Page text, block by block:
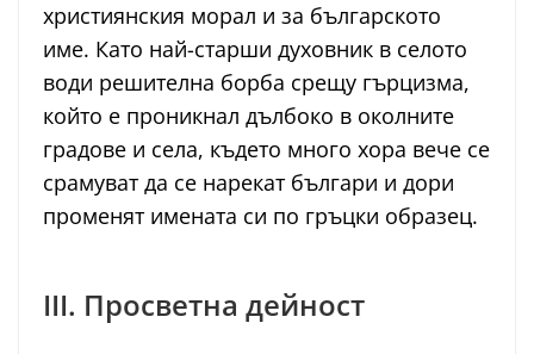
християнския морал и за българското
име. Като най-старши духовник в селото
води решителна борба срещу гърцизма,
който е проникнал дълбоко в околните
градове и села, където много хора вече се
срамуват да се нарекат българи и дори
променят имената си по гръцки образец.
III. Просветна дейност